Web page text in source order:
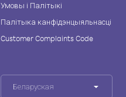
Умовы і Палітыкі
Палітыка канфідэнцыяльнасці
Customer Complaints Code
Беларуская